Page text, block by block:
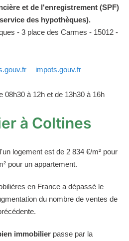
et de l'enregistrement (SPF)
des hypothèques).
- 3 place des Carmes - 15012 -
impots.gouv.fr
08h30 à 12h et de 13h30 à 16h
à Coltines
logement est de 2 834 €/m² pour
pour un appartement.
en France a dépassé le
du nombre de ventes de
immobilier passe par la